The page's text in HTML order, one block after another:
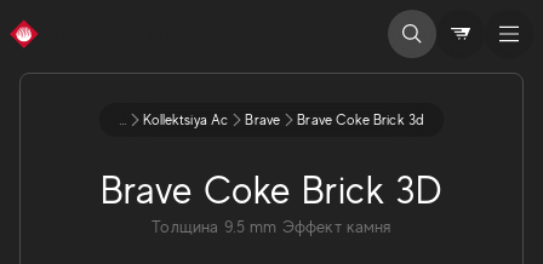
... Kollektsiya Ac Brave Brave Coke Brick 3d
Brave Coke Brick 3D
Толщина 9.5 mm Эффект камня